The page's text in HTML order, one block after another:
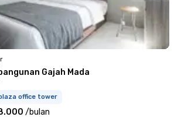
Gajah Mada
office tower
/bulan